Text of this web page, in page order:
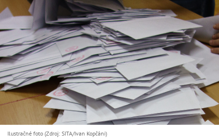
Ilustračné foto (Zdroj: SITA/Ivan Kopčáni)